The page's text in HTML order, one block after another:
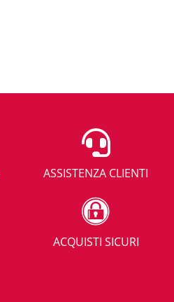
ASSISTENZA CLIENTI
ACQUISTI SICURI